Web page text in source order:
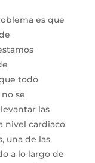
es que
todo
se
las
nivel cardiaco
una de las
a lo largo de